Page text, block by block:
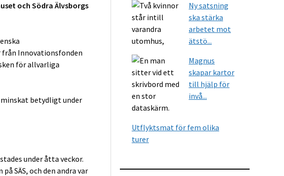
och Södra Älvsborgs
från Innovationsfonden
för allvarliga
betydligt under
under åtta veckor.
SÄS, och den andra var
Ny satsning
ska stärka
arbetet mot
ätstö...
Magnus
skapar kartor
till hjälp för
invå...
Utflyktsmat för fem olika
turer